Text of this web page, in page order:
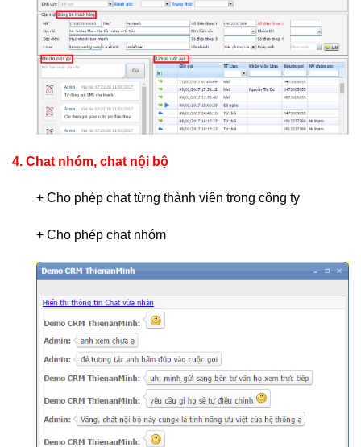
4. Chat nhóm, chat nội bộ
+ Cho phép chat từng thành viên trong công ty
+ Cho phép chat nhóm